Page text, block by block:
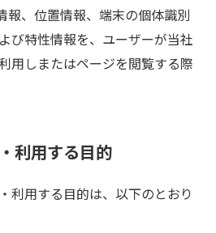
報、位置情報、端末の個体識別
び特性情報を、ユーザーが当社
用しまたはページを閲覧する際
利用する目的
利用する目的は、以下のとおり